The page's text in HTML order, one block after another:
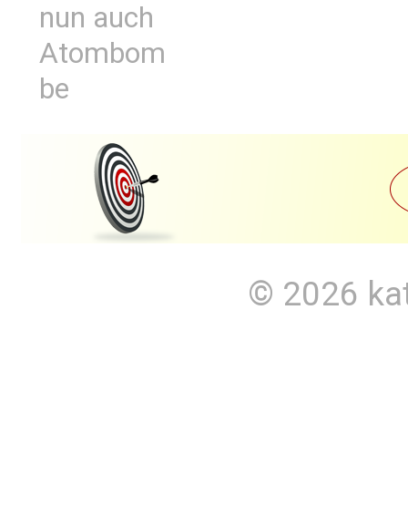
nun auch
Atombom
be
© 2026